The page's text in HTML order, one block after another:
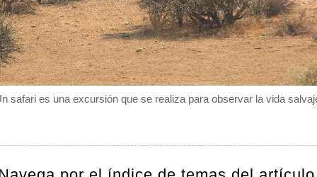
safari es una excursión que se realiza para observar la vida